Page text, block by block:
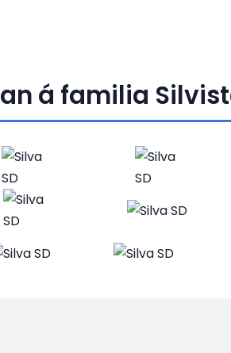
á familia